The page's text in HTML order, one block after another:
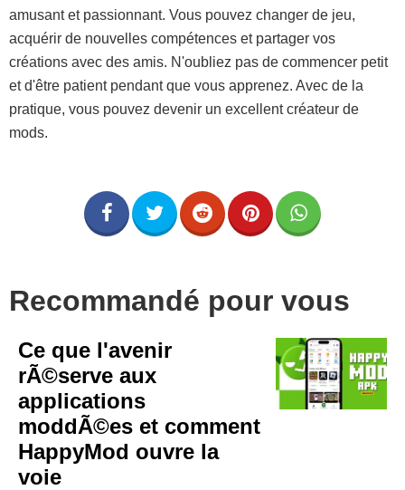
amusant et passionnant. Vous pouvez changer de jeu,
acquérir de nouvelles compétences et partager vos
créations avec des amis. N'oubliez pas de commencer petit
et d'être patient pendant que vous apprenez. Avec de la
pratique, vous pouvez devenir un excellent créateur de
mods.
Recommandé pour vous
Ce que l'avenir
rÃ©serve aux
applications
moddÃ©es et comment
HappyMod ouvre la
voie